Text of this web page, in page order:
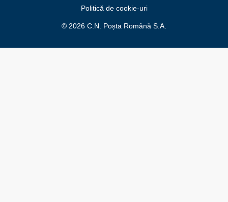
Politică de cookie-uri
© 2026 C.N. Poșta Română S.A.